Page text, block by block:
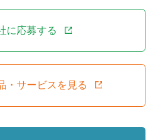
に応募する
・サービスを見る